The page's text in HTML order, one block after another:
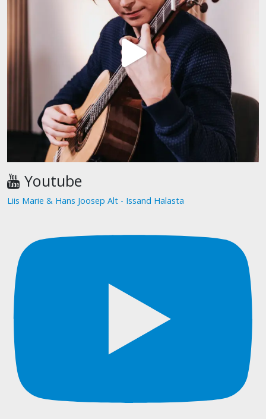
Youtube
Liis Marie & Hans Joosep Alt - Issand Halasta